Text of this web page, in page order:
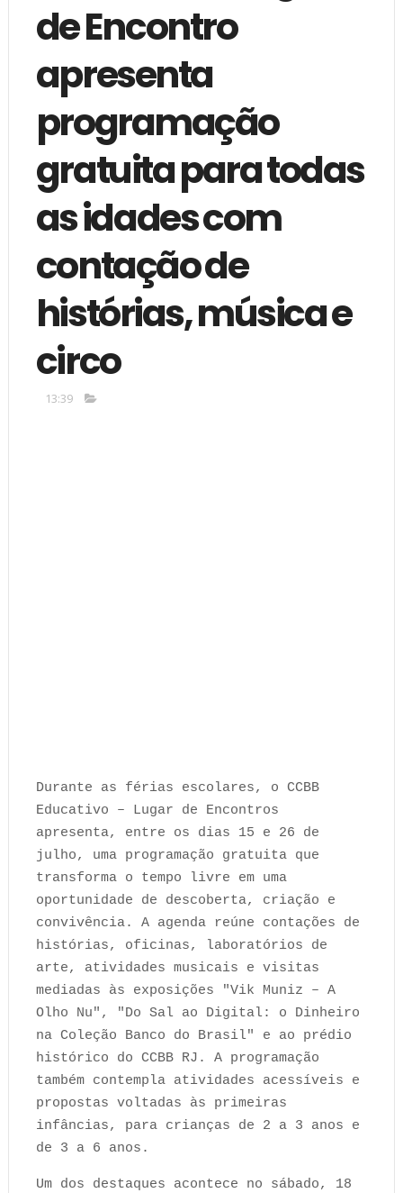
de Encontro
apresenta
programação
gratuita para todas
as idades com
contação de
histórias, música e
circo
13:39
Durante as férias escolares, o CCBB
Educativo – Lugar de Encontros
apresenta, entre os dias 15 e 26 de
julho, uma programação gratuita que
transforma o tempo livre em uma
oportunidade de descoberta, criação e
convivência. A agenda reúne contações de
histórias, oficinas, laboratórios de
arte, atividades musicais e visitas
mediadas às exposições "Vik Muniz – A
Olho Nu", "Do Sal ao Digital: o Dinheiro
na Coleção Banco do Brasil" e ao prédio
histórico do CCBB RJ. A programação
também contempla atividades acessíveis e
propostas voltadas às primeiras
infâncias, para crianças de 2 a 3 anos e
de 3 a 6 anos.
Um dos destaques acontece no sábado, 18